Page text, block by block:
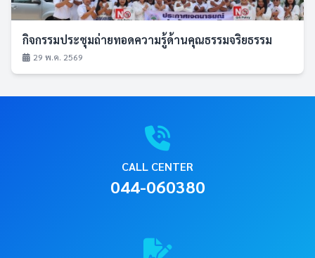
กิจกรรมประชุมถ่ายทอดความรู้ด้านคุณธรรมจริยธรรม
29 พ.ค. 2569
CALL CENTER
044-060380